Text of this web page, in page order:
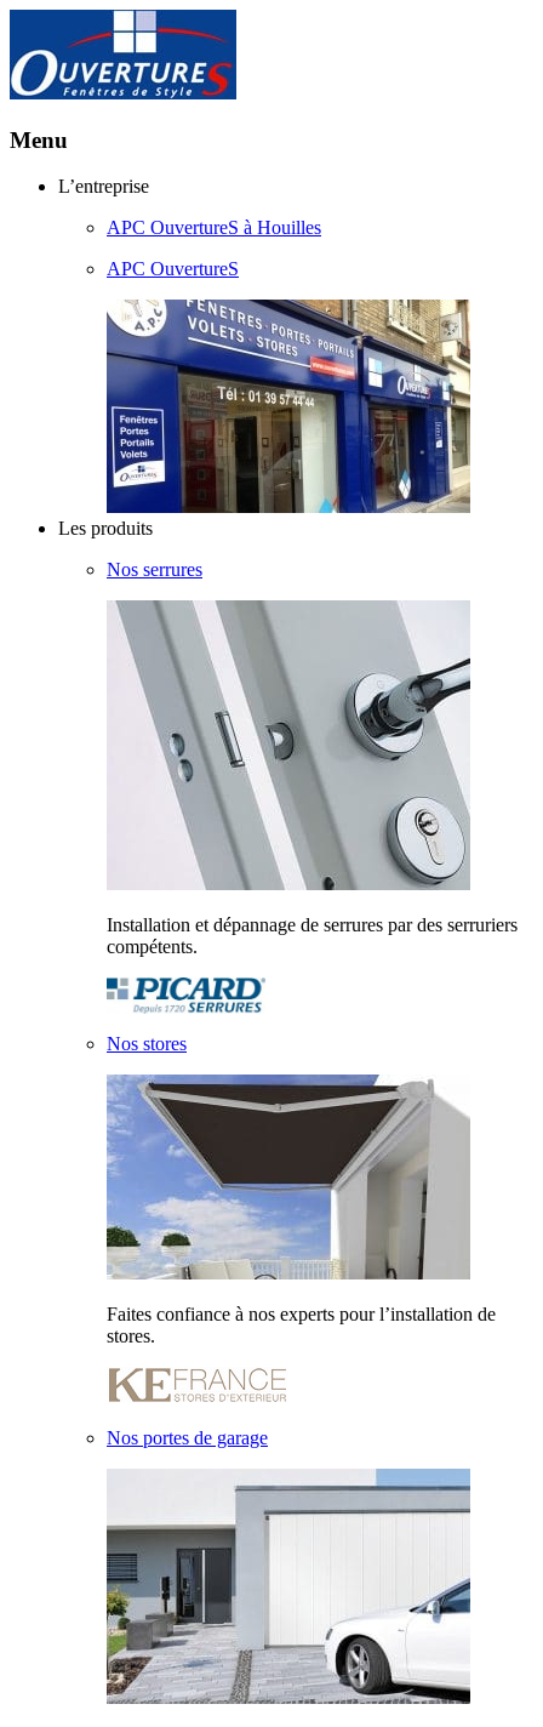
Menu
Aller
L’entreprise
APC OuvertureS à Houilles
APC OuvertureS
Les produits
Nos serrures
Installation et dépannage de serrures par des serruriers
compétents.
Nos stores
Faites confiance à nos experts pour l’installation de
stores.
Nos portes de garage